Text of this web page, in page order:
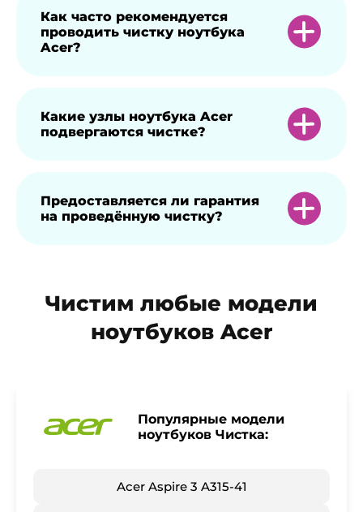
Как часто рекомендуется
проводить чистку ноутбука
Acer?
Для стабильной работы устройства
рекомендуется чистку проводить не
Какие узлы ноутбука Acer
подвергаются чистке?
Очищаются система охлаждения,
вентиляторы и радиаторы, что позволяет
Предоставляется ли гарантия
на проведённую чистку?
предоставляется гарантия 1 год.
Чистим любые модели
ноутбуков Acer
Популярные модели
ноутбуков Чистка:
Acer Aspire 3 A315-41